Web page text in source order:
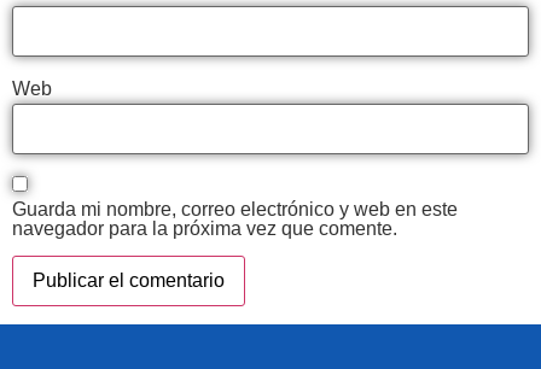
Web
Guarda mi nombre, correo electrónico y web en este
navegador para la próxima vez que comente.